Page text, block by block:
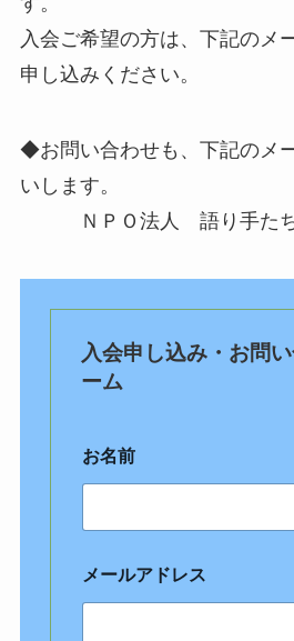
入会ご希望の方は、下記のメ
申し込みください。
◆お問い合わせも、下記のメ
いします。
ＮＰＯ法人 語り手たち
入会申し込み・お問
ーム
お名前
メールアドレス